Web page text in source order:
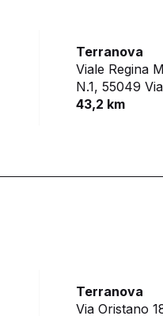
Terranova
Viale Regina
N.1, 55049
43,2 km
Terranova
Via Oristano